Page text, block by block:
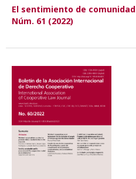
El sentimiento de comunidad
Núm. 61 (2022)